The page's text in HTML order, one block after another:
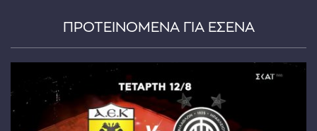
ΠΡΟΤΕΙΝΟΜΕΝΑ ΓΙΑ ΕΣΕΝΑ